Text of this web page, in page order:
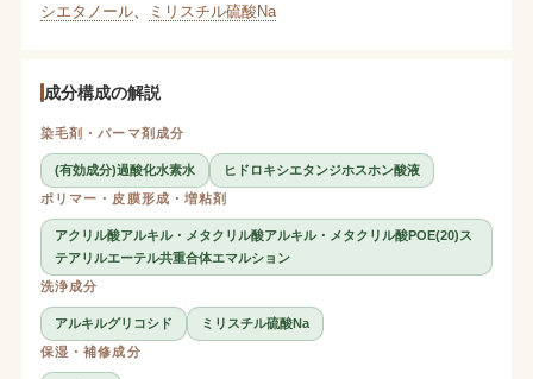
シエタノール、 ミリスチル硫酸Na
成分構成の解説
染毛剤・パーマ剤成分
(有効成分)過酸化水素水
ヒドロキシエタンジホスホン酸液
ポリマー・皮膜形成・増粘剤
アクリル酸アルキル・メタクリル酸アルキル・メタクリル酸POE(20)ス
テアリルエーテル共重合体エマルション
洗浄成分
アルキルグリコシド
ミリスチル硫酸Na
保湿・補修成分